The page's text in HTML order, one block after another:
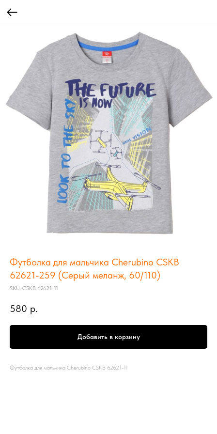
Футболка для мальчика Cherubino CSKB
62621-259 (Серый меланж, 60/110)
SKU: CSKB 62621-11
580 р.
Добавить в корзину
Футболка для мальчика Cherubino CSKB 62621-11